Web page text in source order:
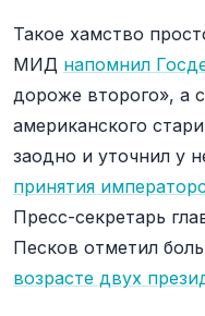
Такое хамство
МИД напомнил
дороже второго», а
американского
заодно и уточнил у
принятия
Пресс-секретарь
Песков отметил
возрасте двух